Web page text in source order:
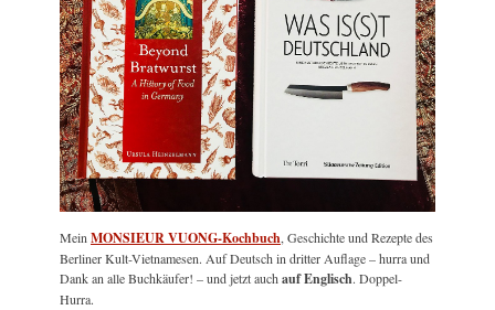
MeinMONSIEUR VUONG-Kochbuch, Geschichte und Rezepte des
Berliner Kult-Vietnamesen. Auf Deutsch in dritter Auflage – hurra und
Dank an alle Buchkäufer! – und jetzt auchauf Englisch. Doppel-
Hurra.